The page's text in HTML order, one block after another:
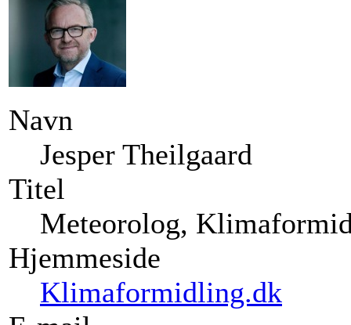
Navn
Jesper Theilgaard
Titel
Meteorolog,
Hjemmeside
Klimaformidling.dk